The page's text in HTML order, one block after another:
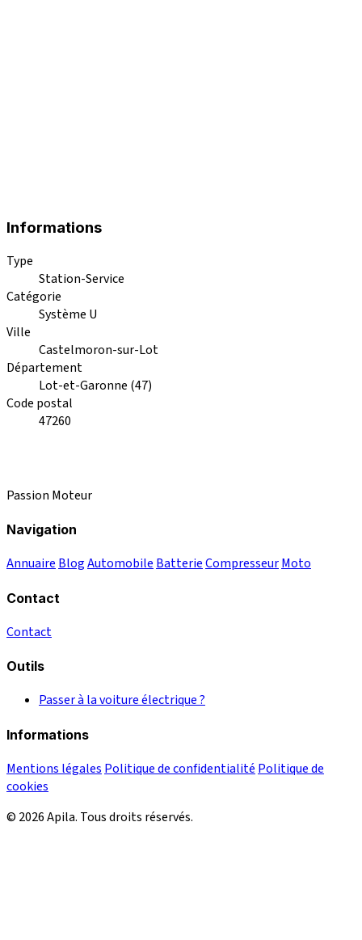
Informations
Type
Station-Service
Catégorie
Système U
Ville
Castelmoron-sur-Lot
Département
Lot-et-Garonne (47)
Code postal
47260
Passion Moteur
Navigation
Annuaire BlogAutomobile BatterieCompresseurMoto
Contact
Contact
Outils
Passer à la voiture électrique ?
Informations
Mentions légales Politique de confidentialité Politique de
cookies
© 2026 Apila. Tous droits réservés.